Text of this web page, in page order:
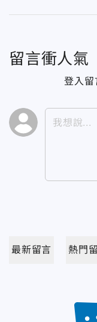
留言衝人氣
登入留
最新留言 熱門